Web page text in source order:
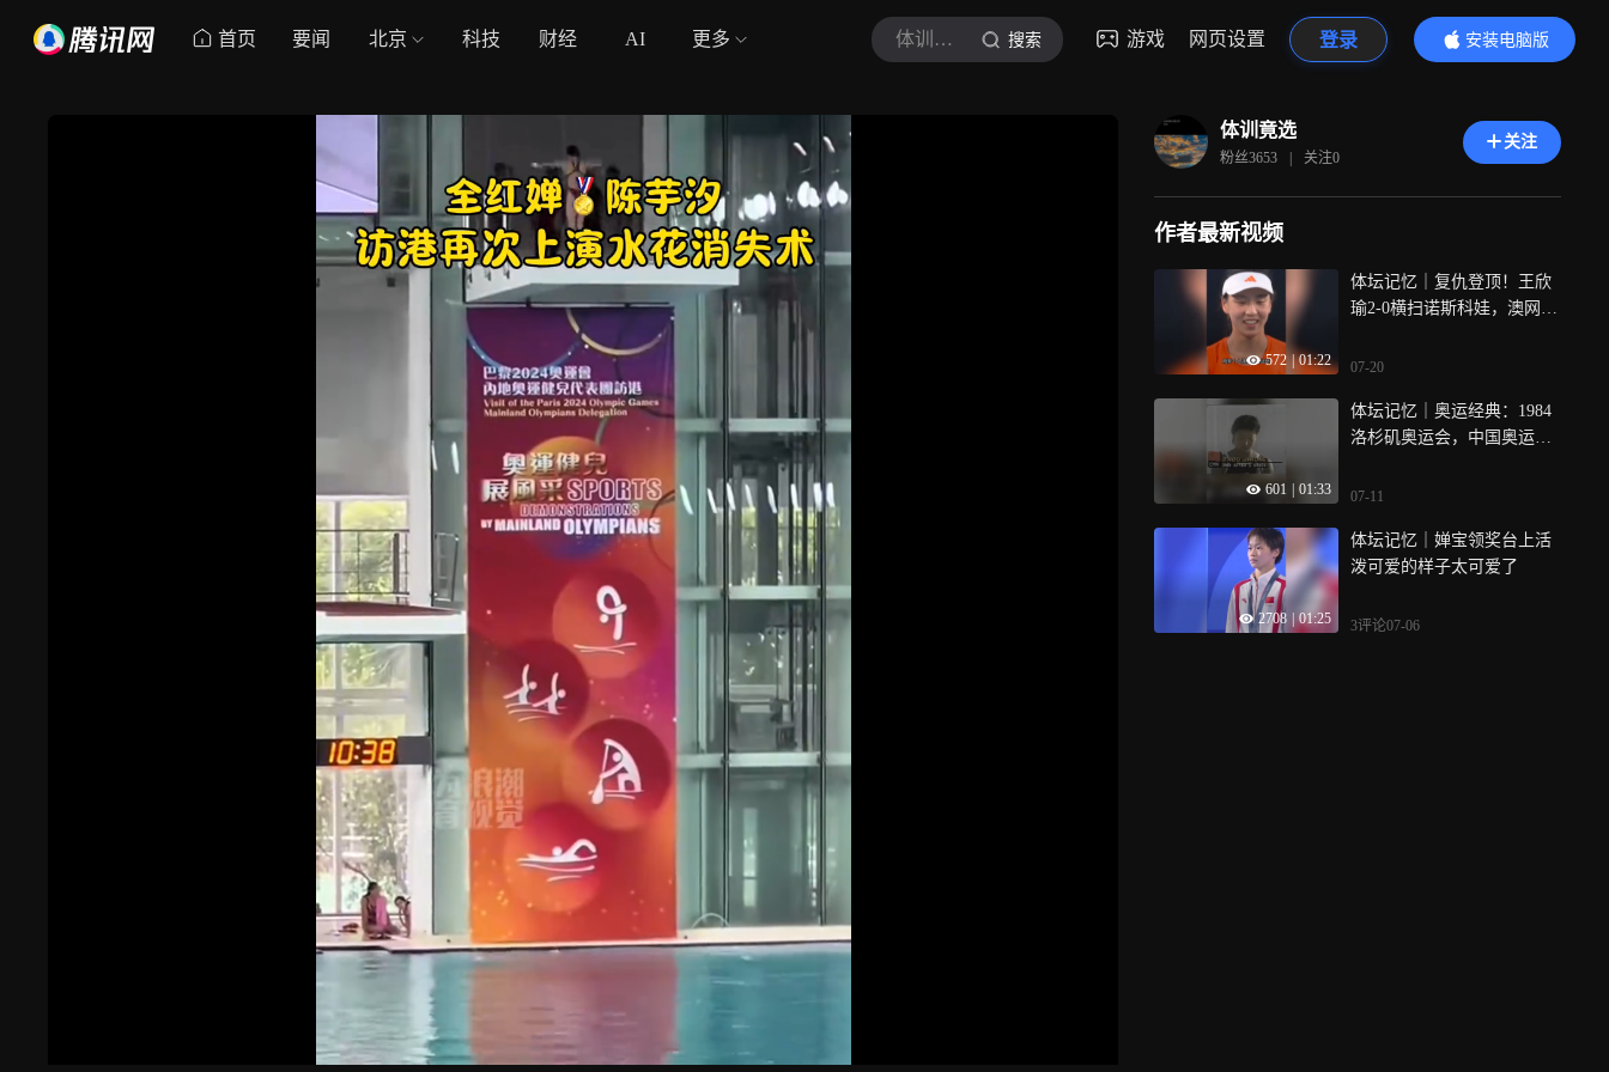
首页 要闻 北京 科技 财经 AI 更多 体训竟选 搜索 游戏 网页设置 登录
安装电脑版
内容更精彩
体训竟选
粉丝3653 | 关注0
关注
作者最新视频
572 | 01:22
体坛记忆｜复仇登顶！王欣
瑜2-0横扫诺斯科娃，澳网首
07-20
601 01:33
体坛记忆｜奥运经典：1984
洛杉矶奥运会，中国奥运跳
07-11
2708 01:25
体坛记忆｜婵宝领奖台上活
泼可爱的样子太可爱了
3评论07-06